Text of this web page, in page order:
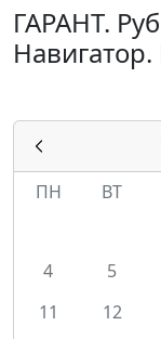
ГАРАНТ.
ПН
ВТ
4
5
11
12